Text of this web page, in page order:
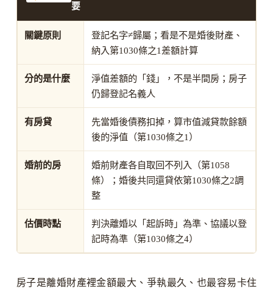
要
關鍵原則
登記名字≠歸屬；看是不是婚後財產、
納入第1030條之1差額計算
分的是什麼
淨值差額的「錢」，不是半間房；房子
仍歸登記名義人
有房貸
先當婚後債務扣掉，算市值減貸款餘額
後的淨值（第1030條之1）
婚前的房
婚前財產各自取回不列入（第1058
條）；婚後共同還貸依第1030條之2調
整
估價時點
判決離婚以「起訴時」為準、協議以登
記時為準（第1030條之4）
房子是離婚財產裡金額最大、爭執最久、也最容易卡住